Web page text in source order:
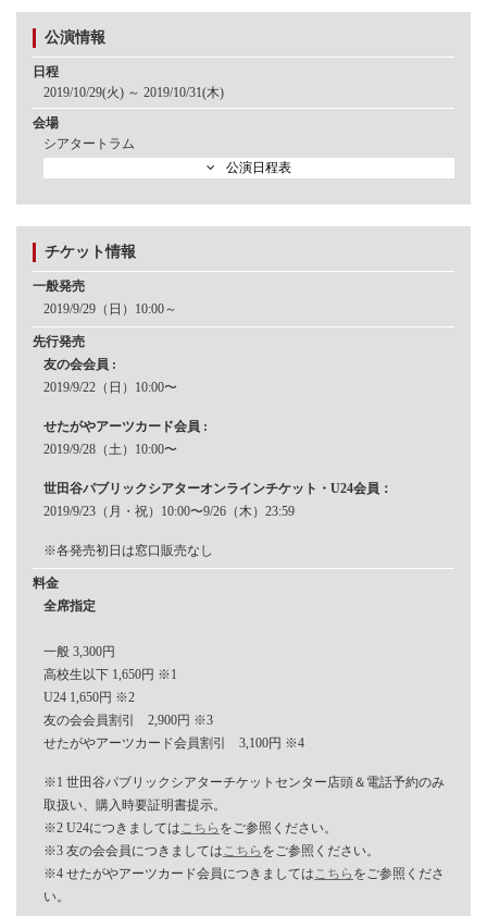
公演情報
日程
2019/10/29(火) ～ 2019/10/31(木)
会場
シアタートラム
公演日程表
チケット情報
一般発売
2019/9/29（日）10:00～
先⾏発売
友の会会員 :
2019/9/22（⽇）10:00〜
せたがやアーツカード会員 :
2019/9/28（土）10:00〜
世⽥⾕パブリックシアターオンラインチケット・U24会員：
2019/9/23（月・祝）10:00〜9/26（木）23:59
※各発売初日は窓口販売なし
料金
全席指定
⼀般 3,300円
⾼校⽣以下 1,650円 ※1
U24 1,650円 ※2
友の会会員割引 2,900円 ※3
せたがやアーツカード会員割引 3,100円 ※4
※1 世⽥⾕パブリックシアターチケットセンター店頭＆電話予約のみ
取扱い、購入時要証明書提⽰。
※2 U24につきましてはこちら をご参照ください。
※3 友の会会員につきましてはこちら をご参照ください。
※4 せたがやアーツカード会員につきましてはこちら をご参照くださ
い。